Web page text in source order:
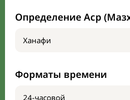
Определение Аср
Форматы времени